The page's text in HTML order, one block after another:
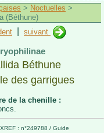
> Noctuelles >
(Béthune)
suivant
Béthune
des garrigues
de la chenille :
: n°249788 / Guide